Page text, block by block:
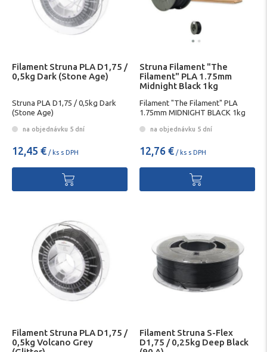
Filament Struna PLA D1,75 /
0,5kg Dark (Stone Age)
Struna PLA D1,75 / 0,5kg Dark
(Stone Age)
na objednávku 5 dní
12,45 € / ks s DPH
Struna Filament "The
Filament" PLA 1.75mm
Midnight Black 1kg
Filament "The Filament" PLA
1.75mm MIDNIGHT BLACK 1kg
na objednávku 5 dní
12,76 € / ks s DPH
Filament Struna PLA D1,75 /
0,5kg Volcano Grey
Filament Struna S-Flex
D1,75 / 0,25kg Deep Black